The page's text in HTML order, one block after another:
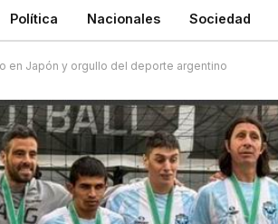
Política Nacionales Sociedad
en Japón y orgullo del deporte argentino